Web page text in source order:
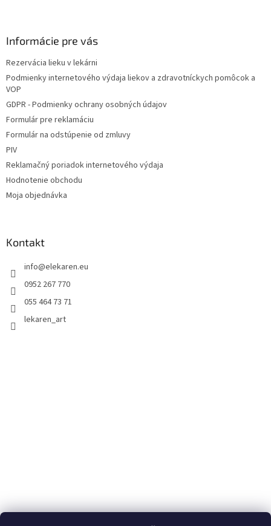
Informácie pre vás
Rezervácia lieku v lekárni
Podmienky internetového výdaja liekov a zdravotníckych pomôcok a
VOP
GDPR - Podmienky ochrany osobných údajov
Formulár pre reklamáciu
Formulár na odstúpenie od zmluvy
PIV
Reklamačný poriadok internetového výdaja
Hodnotenie obchodu
Moja objednávka
Kontakt
info@elekaren.eu
0952 267 770
055 464 73 71
lekaren_art